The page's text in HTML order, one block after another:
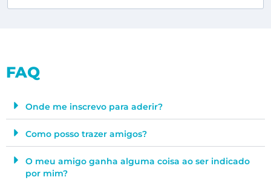
FAQ
Onde me inscrevo para aderir?
Como posso trazer amigos?
O meu amigo ganha alguma coisa ao ser indicado
por mim?